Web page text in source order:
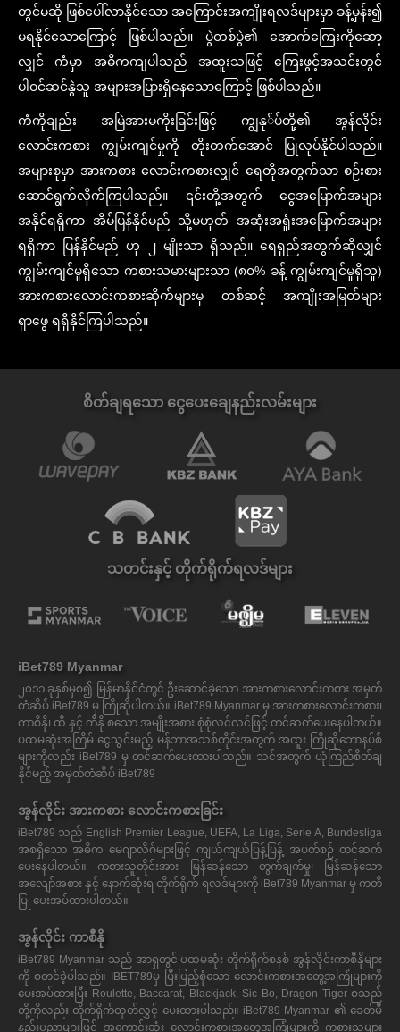
တွင်မဆို ဖြစ်ပေါ်လာနိုင်သော အကြောင်းအကျိုးရလဒ်များမှာ ခန့်မှန်း၍
မရနိုင်သောကြောင့် ဖြစ်ပါသည်။ ပွဲတစ်ပွဲ၏ အောက်ကြေးကိုဆော့
လျှင် ကံမှာ အဓိကကျပါသည် အထူးသဖြင့် ကြေးဖွင့်အသင်းတွင်
ပါဝင်ဆင်နွဲသူ အများအပြားရှိနေသောကြောင့် ဖြစ်ပါသည်။
ကံကိုချည်း အမြဲအားမကိုးခြင်းဖြင့် ကျွနု်ပ်တို့၏ အွန်လိုင်း
လောင်းကစား ကျွမ်းကျင်မှုကို တိုးတက်အောင် ပြုလုပ်နိုင်ပါသည်။
အများစုမှာ အားကစား လောင်းကစားလျှင် ရေတိုအတွက်သာ စဉ်းစား
ဆောင်ရွက်လိုက်ကြပါသည်။ ၎င်းတို့အတွက် ငွေအမြောက်အများ
အနိုင်ရရှိကာ အိမ်ပြန်နိုင်မည် သို့မဟုတ် အဆုံးအရှုံးအမြောက်အများ
ရရှိကာ ပြန်နိုင်မည် ဟု ၂ မျိုးသာ ရှိသည်။ ရေရှည်အတွက်ဆိုလျှင်
ကျွမ်းကျင်မှုရှိသော ကစားသမားများသာ (၈၀% ခန့် ကျွမ်းကျင်မှုရှိသူ)
အားကစားလောင်းကစားဆိုက်များမှ တစ်ဆင့် အကျိုးအမြတ်များ
ရှာဖွေ ရရှိနိုင်ကြပါသည်။
စိတ်ချရသော ငွေပေးချေနည်းလမ်းများ
သတင်းနှင့် တိုက်ရိုက်ရလဒ်များ
iBet789 Myanmar
၂၀၁၁ ခုနှစ်မှစ၍ မြန်မာနိုင်ငံတွင် ဦးဆောင်ခဲ့သော အားကစားလောင်းကစား အမှတ်
တံဆိပ် iBet789 မှ ကြိုဆိုပါတယ်။ iBet789 Myanmar မှ အားကစားလောင်းကစား၊
ကာစီနို၊ ထီ နှင့် ကီနို စသော အမျိုးအစား စုံစုံလင်လင်ဖြင့် တင်ဆက်ပေးနေပါတယ်။
ပထမဆုံးအကြိမ် ငွေသွင်းမည့် မန်ဘာအသစ်တိုင်းအတွက် အထူး ကြိုဆိုဘောနပ်စ်
များကိုလည်း iBet789 မှ တင်ဆက်ပေးထားပါသည်။ သင်အတွက် ယုံကြည်စိတ်ချ
နိုင်မည့် အမှတ်တံဆိပ် iBet789
အွန်လိုင်း အားကစား လောင်းကစားခြင်း
iBet789 သည် English Premier League, UEFA, La Liga, Serie A, Bundesliga
အစရှိသော အဓိက မေဂျာလိဂ်များဖြင့် ကျယ်ကျယ်ပြန့်ပြန့် အပတ်စဉ် တင်ဆက်
ပေးနေပါတယ်။ ကစားသူတိုင်းအား မြန်ဆန်သော တွက်ချက်မှု၊ မြန်ဆန်သော
အလျော်အစား နှင့် နောက်ဆုံးရ တိုက်ရိုက် ရလဒ်များကို iBet789 Myanmar မှ ကတိ
ပြု ပေးအပ်ထားပါတယ်။
အွန်လိုင်း ကာစီနို
iBet789 Myanmar သည် အာရှတွင် ပထမဆုံး တိုက်ရိုက်စနစ် အွန်လိုင်းကာစီနိုများ
ကို စတင်ခဲ့ပါသည်။ IBET789မှ ပြီးပြည့်စုံသော လောင်းကစားအတွေ့အကြုံများကို
ပေးအပ်ထားပြီး Roulette, Baccarat, Blackjack, Sic Bo, Dragon Tiger စသည်
တို့ကိုလည်း တိုက်ရိုက်ထုတ်လွှင့် ပေးထားပါသည်။ iBet789 Myanmar ၏ ခေတ်မီ
နည်းပညာများဖြင့် အကောင်းဆုံး လောင်းကစားအတွေ့အကြုံများကို ကစားသူများ